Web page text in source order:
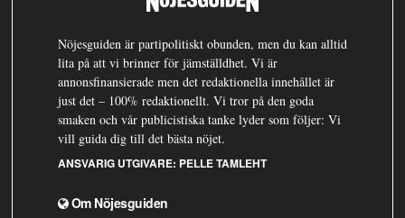
Nöjesguiden är partipolitiskt obunden, men du kan alltid
lita på att vi brinner för jämställdhet. Vi är
annonsfinansierade men det redaktionella innehållet är
just det – 100% redaktionellt. Vi tror på den goda
smaken och vår publicistiska tanke lyder som följer: Vi
vill guida dig till det bästa nöjet.
ANSVARIG UTGIVARE: PELLE TAMLEHT
Om Nöjesguiden